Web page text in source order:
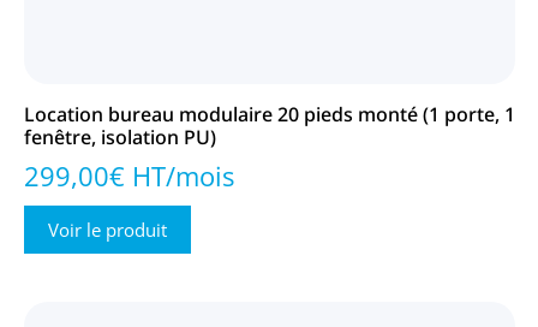
Location bureau modulaire 20 pieds monté (1 porte, 1
fenêtre, isolation PU)
299,00€ HT/mois
Voir le produit